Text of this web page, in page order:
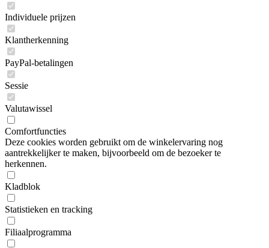
Individuele prijzen
Klantherkenning
PayPal-betalingen
Sessie
Valutawissel
Comfortfuncties
Deze cookies worden gebruikt om de winkelervaring nog
aantrekkelijker te maken, bijvoorbeeld om de bezoeker te
herkennen.
Kladblok
Statistieken en tracking
Filiaalprogramma